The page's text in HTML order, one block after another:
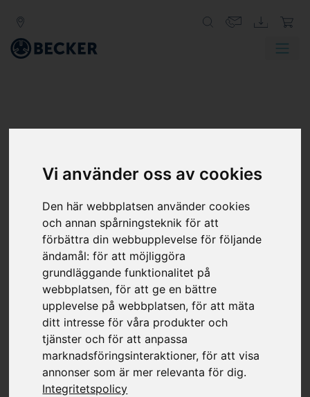
Vi använder oss av cookies
Den här webbplatsen använder cookies
och annan spårningsteknik för att
förbättra din webbupplevelse för följande
ändamål:för att möjliggöra
grundläggande funktionalitet på
webbplatsen,för att ge en bättre
upplevelse på webbplatsen,för att mäta
ditt intresse för våra produkter och
tjänster och för att anpassa
marknadsföringsinteraktioner,för att visa
annonser som är mer relevanta för dig.
Integritetspolicy